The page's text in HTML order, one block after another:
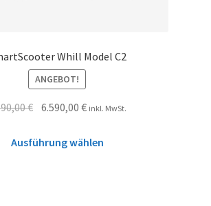
Whill Model C2
ANGEBOT!
€ 6.590,00€ inkl. MwSt.
Ausführung wählen